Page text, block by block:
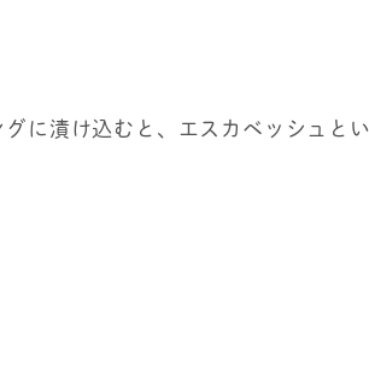
に漬け込むと、エスカベッシュとい